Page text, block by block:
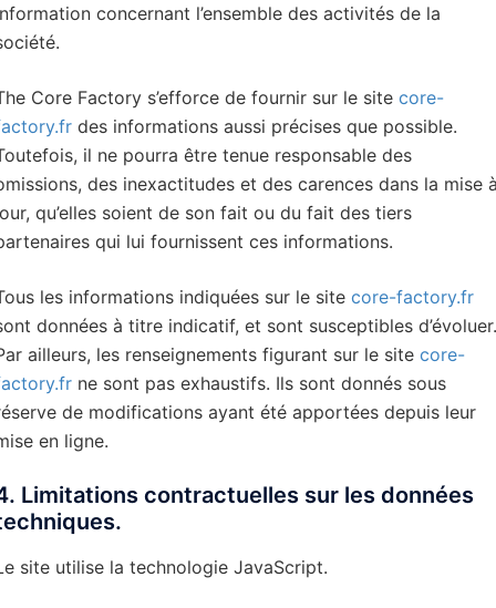
concernant l’ensemble des activités de la
Core Factory s’efforce de fournir sur le site core-
des informations aussi précises que possible.
il ne pourra être tenue responsable des
des inexactitudes et des carences dans la mise
qu’elles soient de son fait ou du fait des tiers
qui lui fournissent ces informations.
les informations indiquées sur le site core-factory.fr
données à titre indicatif, et sont susceptibles d’évoluer.
ailleurs, les renseignements figurant sur le site core-
ne sont pas exhaustifs. Ils sont donnés sous
de modifications ayant été apportées depuis leur
en ligne.
Limitations contractuelles sur les données
site utilise la technologie JavaScript.